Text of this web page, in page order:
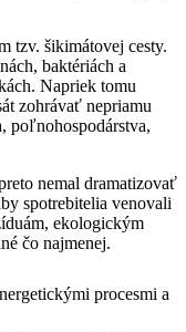
tzv. šikimátovej cesty.
baktériách a
Napriek tomu
zohrávať nepriamu
poľnohospodárstva,
nemal dramatizovať
spotrebitelia venovali
ekologickým
čo najmenej.